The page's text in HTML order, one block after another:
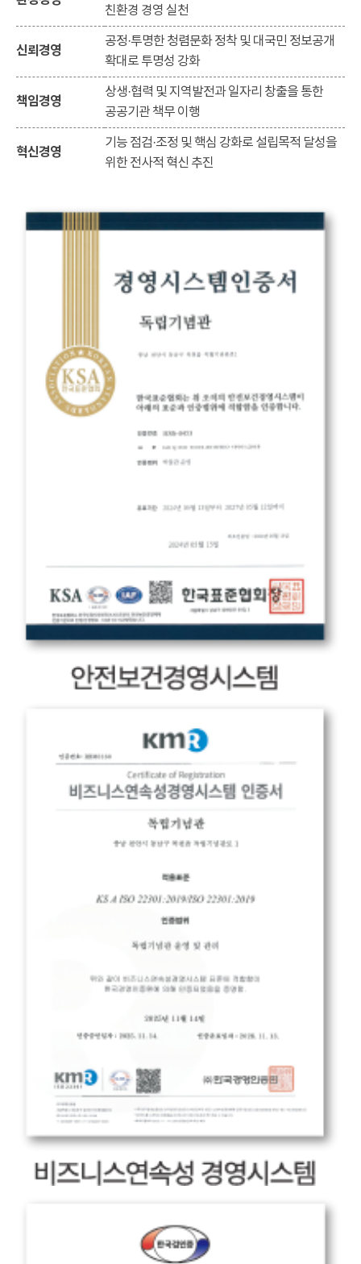
친환경 경영 실천
신뢰경영
공정·투명한 청렴문화 정착 및 대국민 정보공개
확대로 투명성 강화
책임경영
상생·협력 및 지역발전과 일자리 창출을 통한
공공기관 책무 이행
혁신경영
기능 점검·조정 및 핵심 강화로 설립목적 달성을
위한 전사적 혁신 추진